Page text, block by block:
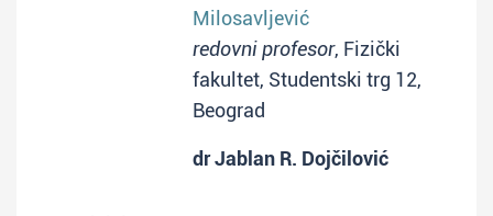
Milosavljević
redovni profesor, Fizički
fakultet, Studentski trg 12,
Beograd
dr Jablan R. Dojčilović